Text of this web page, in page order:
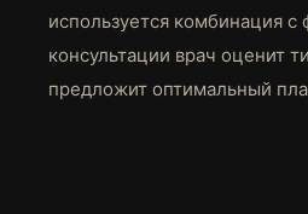
используется комбинация
консультации врач оценит
предложит оптимальный